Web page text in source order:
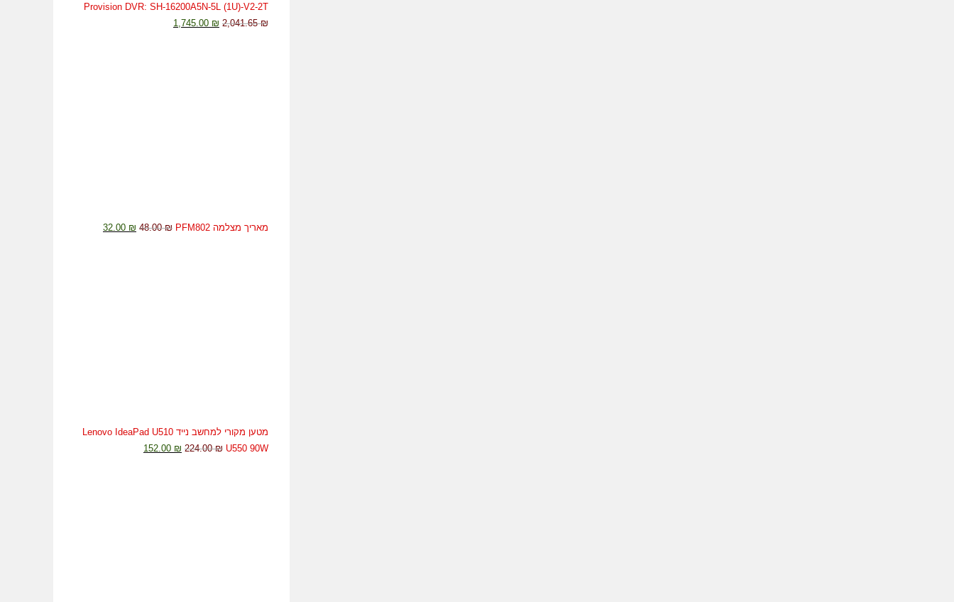
Provision DVR: SH-16200A5N-5L (1U)-V2-2T
2,041.65₪
המחיר
1,745.00 ₪
מאריך מצלמה PFM802 48.00₪
המחיר
32.00 ₪
המחיר
מטען מקורי למחשב נייד Lenovo IdeaPad U510
U550 90W
224.00₪
המחיר
152.00 ₪